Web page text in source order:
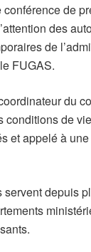
conférence de
des
de
FUGAS.
du
conditions de
et appelé à
depuis